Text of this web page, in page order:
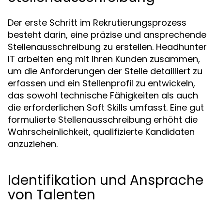
Der erste Schritt im Rekrutierungsprozess
besteht darin, eine präzise und ansprechende
Stellenausschreibung zu erstellen. Headhunter
IT arbeiten eng mit ihren Kunden zusammen,
um die Anforderungen der Stelle detailliert zu
erfassen und ein Stellenprofil zu entwickeln,
das sowohl technische Fähigkeiten als auch
die erforderlichen Soft Skills umfasst. Eine gut
formulierte Stellenausschreibung erhöht die
Wahrscheinlichkeit, qualifizierte Kandidaten
anzuziehen.
Identifikation und Ansprache
von Talenten